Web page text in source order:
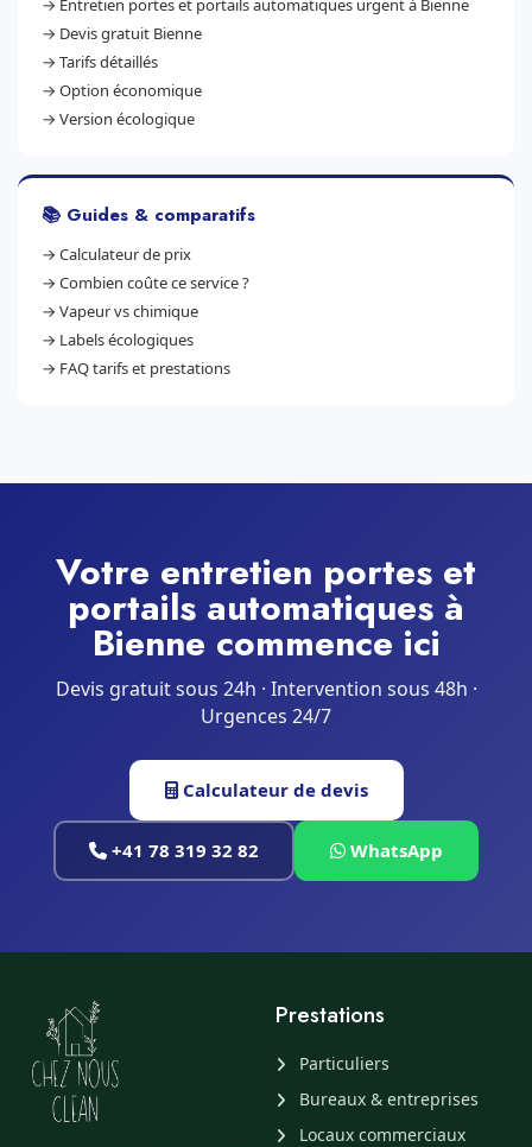
→ Entretien portes et portails automatiques urgent à Bienne
→ Devis gratuit Bienne
→ Tarifs détaillés
→ Option économique
→ Version écologique
📚 Guides & comparatifs
→ Calculateur de prix
→ Combien coûte ce service ?
→ Vapeur vs chimique
→ Labels écologiques
→ FAQ tarifs et prestations
Votre entretien portes et
portails automatiques à
Bienne commence ici
Devis gratuit sous 24h · Intervention sous 48h ·
Urgences 24/7
Calculateur de devis
+41 78 319 32 82 WhatsApp
Prestations
Particuliers
Bureaux & entreprises
Locaux commerciaux